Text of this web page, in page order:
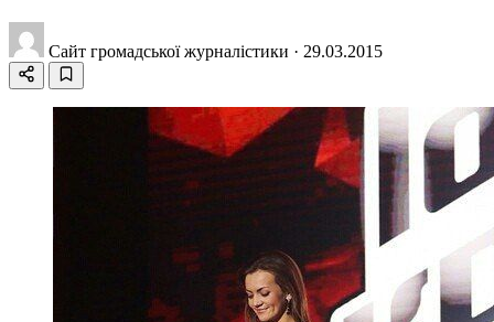
Сайт громадської журналістики · 29.03.2015